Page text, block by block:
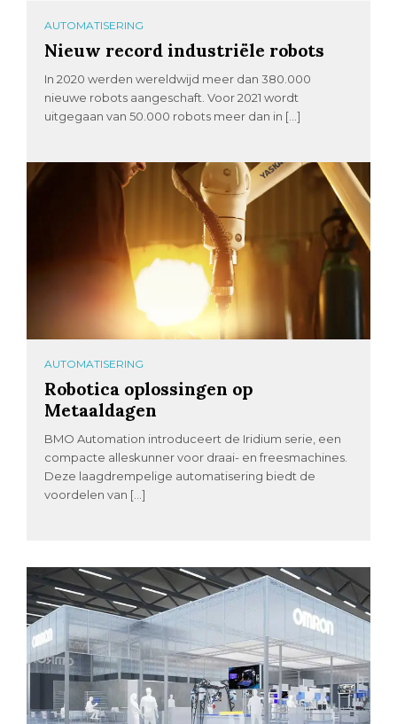
AUTOMATISERING
Nieuw record industriële robots
In 2020 werden wereldwijd meer dan 380.000
nieuwe robots aangeschaft. Voor 2021 wordt
uitgegaan van 50.000 robots meer dan in […]
AUTOMATISERING
Robotica oplossingen op
Metaaldagen
BMO Automation introduceert de Iridium serie, een
compacte alleskunner voor draai- en freesmachines.
Deze laagdrempelige automatisering biedt de
voordelen van […]